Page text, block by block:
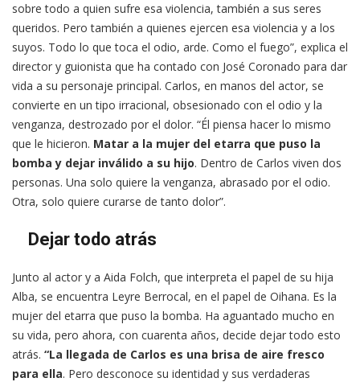
sobre todo a quien sufre esa violencia, también a sus seres
queridos. Pero también a quienes ejercen esa violencia y a los
suyos. Todo lo que toca el odio, arde. Como el fuego”, explica el
director y guionista que ha contado con José Coronado para dar
vida a su personaje principal. Carlos, en manos del actor, se
convierte en un tipo irracional, obsesionado con el odio y la
venganza, destrozado por el dolor. “Él piensa hacer lo mismo
que le hicieron. Matar a la mujer del etarra que puso la
bomba y dejar inválido a su hijo. Dentro de Carlos viven dos
personas. Una solo quiere la venganza, abrasado por el odio.
Otra, solo quiere curarse de tanto dolor”.
Dejar todo atrás
Junto al actor y a Aida Folch, que interpreta el papel de su hija
Alba, se encuentra Leyre Berrocal, en el papel de Oihana. Es la
mujer del etarra que puso la bomba. Ha aguantado mucho en
su vida, pero ahora, con cuarenta años, decide dejar todo esto
atrás. “La llegada de Carlos es una brisa de aire fresco
para ella. Pero desconoce su identidad y sus verdaderas